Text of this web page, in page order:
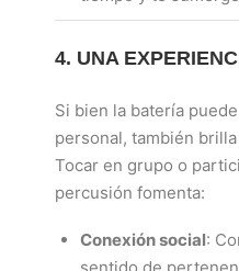
4. UNA
Si bien la batería
personal, también
Tocar en grupo o
percusión fomenta:
Conexión social: